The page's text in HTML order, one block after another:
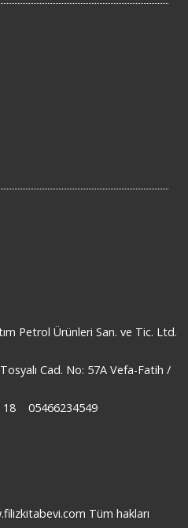
Petrol Ürünleri San. ve Tic. Ltd.
Cad. No: 57A Vefa-Fatih /
18 05466234549
Tüm hakları